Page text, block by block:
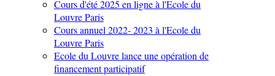
Cours d'été 2025 en ligne à l'Ecole du
Louvre Paris
Cours annuel 2022- 2023 à l'Ecole du
Louvre Paris
Ecole du Louvre lance une opération de
financement participatif